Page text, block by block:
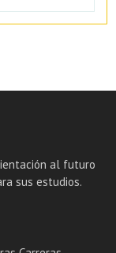
al futuro
sus estudios.